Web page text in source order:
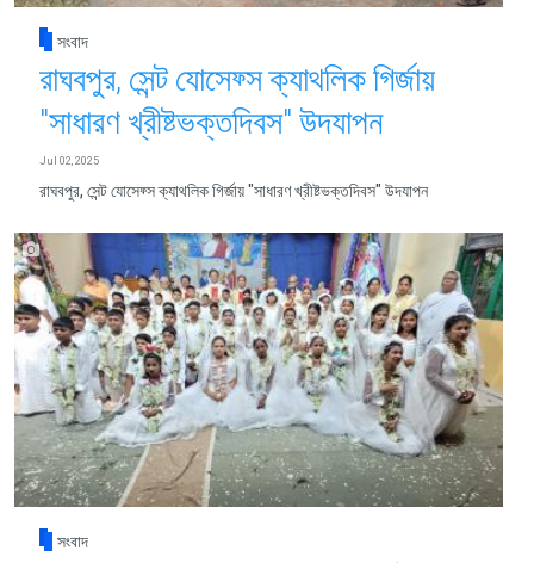
সংবাদ
রাঘবপুর, সেন্ট যোসেফ্স ক্যাথলিক গির্জায়
"সাধারণ খ্রীষ্টভক্তদিবস" উদযাপন
Jul 02, 2025
রাঘবপুর, সেন্ট যোসেফ্স ক্যাথলিক গির্জায় "সাধারণ খ্রীষ্টভক্তদিবস" উদযাপন
সংবাদ